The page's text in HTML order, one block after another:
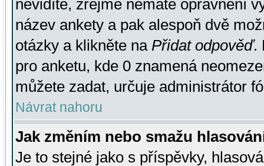
nevidíte, zřejmě nemáte oprávnění
název ankety a pak alespoň dvě
otázky a klikněte na Přidat odpověď.
pro anketu, kde 0 znamená
můžete zadat, určuje administrátor
Návrat nahoru
Jak změním nebo smažu
Je to stejné jako s příspěvky,